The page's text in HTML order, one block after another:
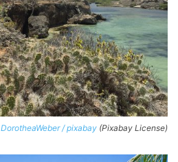
DorotheaWeber / pixabay (Pixabay License)